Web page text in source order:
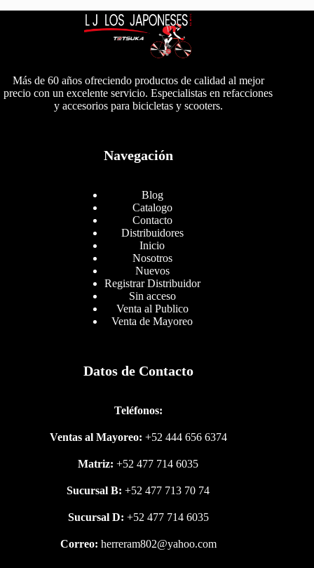
Más de 60 años ofreciendo productos de calidad al mejor
precio con un excelente servicio. Especialistas en refacciones
y accesorios para bicicletas y scooters.
Navegación
Blog
Catalogo
Contacto
Distribuidores
Inicio
Nosotros
Nuevos
Registrar Distribuidor
Sin acceso
Venta al Publico
Venta de Mayoreo
Datos de Contacto
Teléfonos:
Ventas al Mayoreo: +52 444 656 6374
Matriz: +52 477 714 6035
Sucursal B:+52 477 713 70 74
Sucursal D: +52 477 714 6035
Correo: herreram802@yahoo.com